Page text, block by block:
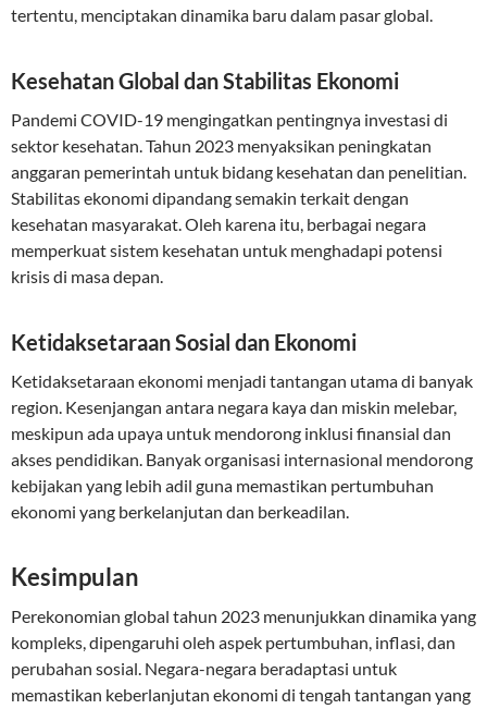
tertentu, menciptakan dinamika baru dalam pasar global.
Kesehatan Global dan Stabilitas Ekonomi
Pandemi COVID-19 mengingatkan pentingnya investasi di
sektor kesehatan. Tahun 2023 menyaksikan peningkatan
anggaran pemerintah untuk bidang kesehatan dan penelitian.
Stabilitas ekonomi dipandang semakin terkait dengan
kesehatan masyarakat. Oleh karena itu, berbagai negara
memperkuat sistem kesehatan untuk menghadapi potensi
krisis di masa depan.
Ketidaksetaraan Sosial dan Ekonomi
Ketidaksetaraan ekonomi menjadi tantangan utama di banyak
region. Kesenjangan antara negara kaya dan miskin melebar,
meskipun ada upaya untuk mendorong inklusi finansial dan
akses pendidikan. Banyak organisasi internasional mendorong
kebijakan yang lebih adil guna memastikan pertumbuhan
ekonomi yang berkelanjutan dan berkeadilan.
Kesimpulan
Perekonomian global tahun 2023 menunjukkan dinamika yang
kompleks, dipengaruhi oleh aspek pertumbuhan, inflasi, dan
perubahan sosial. Negara-negara beradaptasi untuk
memastikan keberlanjutan ekonomi di tengah tantangan yang